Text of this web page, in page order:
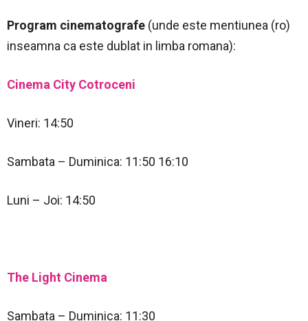
Program cinematografe (unde este mentiunea (ro)
inseamna ca este dublat in limba romana):
Cinema City Cotroceni
Vineri: 14:50
Sambata – Duminica: 11:50 16:10
Luni – Joi: 14:50
The Light Cinema
Sambata – Duminica: 11:30